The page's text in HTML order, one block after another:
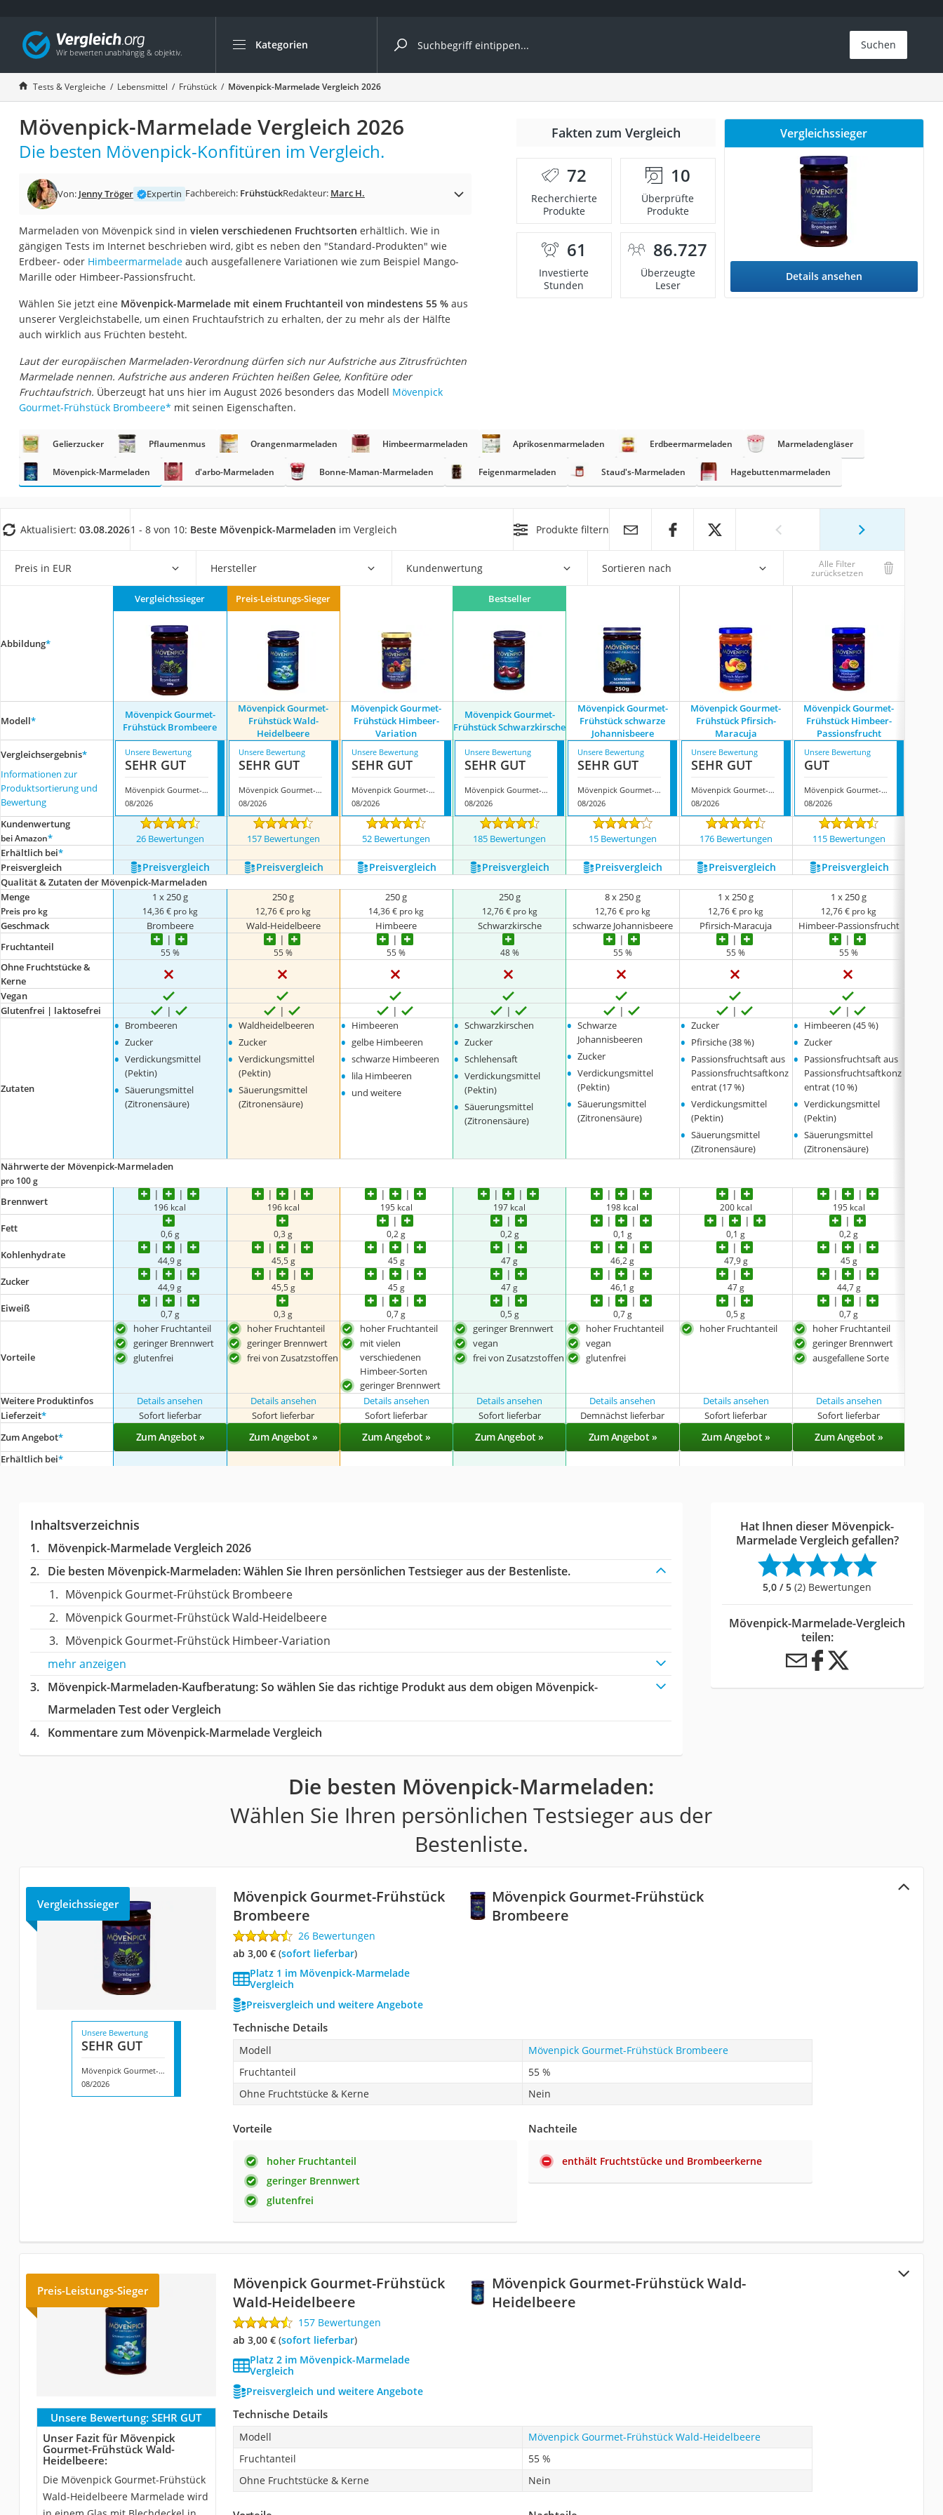
Kategorien
Die beliebtesten Vergleiche nach Kategorie
Lebensmittel
Schwarzkümmelöl
Knäckebrot
Schwarzkümmelöl-Kapseln
Eiklar
Balsamico-Essig
Schwarzkümmelöl bio
Honig
Gemüsebrühe
Irischer Whiskey
Grapefruitkernextrakt
Matcha-Set
Sojasauce
MCT-Öl
Trüffelöl
Müsli ohne Zuckerzusatz
Suchen
Tests & Vergleiche Lebensmittel Frühstück Mövenpick-Marmelade Vergleich 2026
Mövenpick-Marmelade Vergleich 2026
Die besten Mövenpick-Konfitüren im Vergleich.
Von: Jenny Tröger Expertin Fachbereich: FrühstückRedakteur: Marc H.
Marmeladen von Mövenpick sind in vielen verschiedenen Fruchtsorten erhältlich. Wie in
gängigen Tests im Internet beschrieben wird, gibt es neben den "Standard-Produkten" wie
Erdbeer- oder Himbeermarmeladeauch ausgefallenere Variationen wie zum Beispiel Mango-
Marille oder Himbeer-Passionsfrucht.
Wählen Sie jetzt eine Mövenpick-Marmelade mit einem Fruchtanteil von mindestens 55 %aus
unserer Vergleichstabelle, um einen Fruchtaufstrich zu erhalten, der zu mehr als der Hälfte
auch wirklich aus Früchten besteht.
Laut der europäischen Marmeladen-Verordnung dürfen sich nur Aufstriche aus Zitrusfrüchten
Marmelade nennen. Aufstriche aus anderen Früchten heißen Gelee, Konfitüre oder
Fruchtaufstrich. Überzeugt hat uns hier im August 2026 besonders das Modell Mövenpick
Gourmet-Frühstück Brombeere* mit seinen Eigenschaften.
Fakten zum Vergleich
72
Recherchierte
Produkte
10
Überprüfte
Produkte
61
Investierte
Stunden
86.727
Überzeugte
Leser
Vergleichssieger
Details ansehen
Gelierzucker Pflaumenmus Orangenmarmeladen Himbeermarmeladen Aprikosenmarmeladen Erdbeermarmeladen Marmeladengläser
Mövenpick-Marmeladen d'arbo-Marmeladen Bonne-Maman-Marmeladen Feigenmarmeladen Staud's-Marmeladen Hagebuttenmarmeladen
Aktualisiert: 03.08.20261 - 8 von 10: Beste Mövenpick-Marmeladen im Vergleich Produkte filtern
Preis in EUR Hersteller Kundenwertung Sortieren nach Alle Filter
zurücksetzen
Abbildung*
Vergleichssieger Preis-Leistungs-Sieger Bestseller
Modell*
Mövenpick Gourmet-
Frühstück Brombeere
Mövenpick Gourmet-
Frühstück Wald-
Heidelbeere
Mövenpick Gourmet-
Frühstück Himbeer-
Variation
Mövenpick Gourmet-
Frühstück Schwarzkirsche
Mövenpick Gourmet-
Frühstück schwarze
Johannisbeere
Mövenpick Gourmet-
Frühstück Pfirsich-
Maracuja
Mövenpick Gourmet-
Frühstück Himbeer-
Passionsfrucht
Vergleichsergebnis*
Informationen zur
Produktsortierung und
Bewertung
Unsere Bewertung
SEHR GUT
Mövenpick Gourmet-Frühstück Brombeere
08/2026
Unsere Bewertung
SEHR GUT
Mövenpick Gourmet-Frühstück Wald-Heidelbeere
08/2026
Unsere Bewertung
SEHR GUT
Mövenpick Gourmet-Frühstück Himbeer-Variation
08/2026
Unsere Bewertung
SEHR GUT
Mövenpick Gourmet-Frühstück Schwarzkirsche
08/2026
Unsere Bewertung
SEHR GUT
Mövenpick Gourmet-Frühstück schwarze Johannisbeere
08/2026
Unsere Bewertung
SEHR GUT
Mövenpick Gourmet-Frühstück Pfirsich-Maracuja
08/2026
Unsere Bewertung
GUT
Mövenpick Gourmet-Frühstück Himbeer-Passionsfrucht
08/2026
Kundenwertung
bei Amazon* 26 Bewertungen 157 Bewertungen 52 Bewertungen 185 Bewertungen 15 Bewertungen 176 Bewertungen 115 Bewertungen
Erhältlich bei*
Preis­vergleich
Preis­vergleich Preis­vergleich Preis­vergleich Preis­vergleich Preis­vergleich Preis­vergleich Preis­vergleich
Qualität & Zutaten der Mövenpick-Marmeladen
Menge
Preis pro kg
1 x 250 g
14,36 € pro kg
250 g
12,76 € pro kg
250 g
14,36 € pro kg
250 g
12,76 € pro kg
8 x 250 g
12,76 € pro kg
1 x 250 g
12,76 € pro kg
1 x 250 g
12,76 € pro kg
Geschmack Brombeere Wald-Heidelbeere Himbeere Schwarzkirsche schwarze Johannisbeere Pfirsich-Maracuja Himbeer-Passionsfrucht
Fruchtanteil
55 % 55 % 55 % 48 % 55 % 55 % 55 %
Ohne Fruchtstücke &
Kerne
Vegan
Glutenfrei | laktosefrei
Zutaten
• Brombeeren
• Zucker
• Verdickungsmittel
(Pektin)
• Säuerungsmittel
(Zitronensäure)
• Waldheidelbeeren
• Zucker
• Verdickungsmittel
(Pektin)
• Säuerungsmittel
(Zitronensäure)
• Himbeeren
• gelbe Himbeeren
• schwarze Himbeeren
• lila Himbeeren
• und weitere
• Schwarzkirschen
• Zucker
• Schlehensaft
• Verdickungsmittel
(Pektin)
• Säuerungsmittel
(Zitronensäure)
• Schwarze
Johannisbeeren
• Zucker
• Verdickungsmittel
(Pektin)
• Säuerungsmittel
(Zitronensäure)
• Zucker
• Pfirsiche (38 %)
• Passionsfruchtsaft aus
Passionsfruchtsaftkonz
entrat (17 %)
• Verdickungsmittel
(Pektin)
• Säuerungsmittel
(Zitronensäure)
• Himbeeren (45 %)
• Zucker
• Passionsfruchtsaft aus
Passionsfruchtsaftkonz
entrat (10 %)
• Verdickungsmittel
(Pektin)
• Säuerungsmittel
(Zitronensäure)
Nährwerte der Mövenpick-Marmeladen
pro 100 g
Brennwert 196 kcal 196 kcal 195 kcal 197 kcal 198 kcal 200 kcal 195 kcal
Fett 0,6 g 0,3 g 0,2 g 0,2 g 0,1 g 0,1 g 0,2 g
Kohlenhydrate 44,9 g 45,5 g 45 g 47 g 46,2 g 47,9 g 45 g
Zucker 44,9 g 45,5 g 45 g 47 g 46,1 g 47 g 44,7 g
Eiweiß 0,7 g 0,3 g 0,7 g 0,5 g 0,7 g 0,5 g 0,7 g
Vorteile
hoher Fruchtanteil
geringer Brennwert
glutenfrei
hoher Fruchtanteil
geringer Brennwert
frei von Zusatzstoffen
hoher Fruchtanteil
mit vielen
verschiedenen
Himbeer-Sorten
geringer Brennwert
geringer Brennwert
vegan
frei von Zusatzstoffen
hoher Fruchtanteil
vegan
glutenfrei
hoher Fruchtanteil
hoher Fruchtanteil
geringer Brennwert
ausgefallene Sorte
Weitere Produktinfos Details ansehen Details ansehen Details ansehen Details ansehen Details ansehen Details ansehen
Details ansehen
Lieferzeit* Sofort lieferbar Sofort lieferbar Sofort lieferbar Sofort lieferbar Demnächst lieferbar Sofort lieferbar Sofort lieferbar
Zum Angebot* Zum Angebot » Zum Angebot » Zum Angebot » Zum Angebot » Zum Angebot » Zum Angebot » Zum Angebot »
Erhältlich bei*
Inhaltsverzeichnis
Mövenpick-Marmelade Vergleich 2026
Die besten Mövenpick-Marmeladen:Wählen Sie Ihren persönlichen Testsieger aus der Bestenliste.
Mövenpick Gourmet-Frühstück Brombeere
Mövenpick Gourmet-Frühstück Wald-Heidelbeere
Mövenpick Gourmet-Frühstück Himbeer-Variation
mehr anzeigen
Mövenpick-Marmeladen-Kaufberatung: So wählen Sie das richtige Produkt aus dem obigen Mövenpick-
Marmeladen Test oder Vergleich
Kommentare zum Mövenpick-Marmelade Vergleich
Hat Ihnen dieser Mövenpick-
Marmelade Vergleich gefallen?
5,0 / 5 (2) Bewertungen
Mövenpick-Marmelade-Vergleich
teilen:
Die besten Mövenpick-Marmeladen:
Wählen Sie Ihren persönlichen Testsieger aus der
Bestenliste.
Mövenpick Gourmet-Frühstück
Brombeere
Vergleichssieger
Mövenpick Gourmet-Frühstück
Brombeere
26 Bewertungen
ab 3,00 €( Sofort lieferbar)
Platz 1 im Mövenpick-Marmelade
Vergleich
Preisvergleich und weitere Angebote
Unsere Bewertung
SEHR GUT
Mövenpick Gourmet-Frühstück Brombeere
08/2026
Technische Details
Modell
Mövenpick Gourmet-Frühstück Brombeere
Fruchtanteil
55 %
Ohne Fruchtstücke & Kerne
Nein
Vorteile
hoher Fruchtanteil
geringer Brennwert
glutenfrei
Nachteile
enthält Fruchtstücke und Brombeerkerne
Mövenpick Gourmet-Frühstück Wald-
Heidelbeere
Preis-Leistungs-Sieger
Mövenpick Gourmet-Frühstück
Wald-Heidelbeere
157 Bewertungen
ab 3,00 €( Sofort lieferbar)
Platz 2 im Mövenpick-Marmelade
Vergleich
Preisvergleich und weitere Angebote
Unsere Bewertung: SEHR GUT
Unser Fazit für Mövenpick
Gourmet-Frühstück Wald-
Heidelbeere:
Die Mövenpick Gourmet-Frühstück
Wald-Heidelbeere Marmelade wird
Technische Details
Modell
Mövenpick Gourmet-Frühstück Wald-Heidelbeere
Fruchtanteil
55 %
Ohne Fruchtstücke & Kerne
Nein